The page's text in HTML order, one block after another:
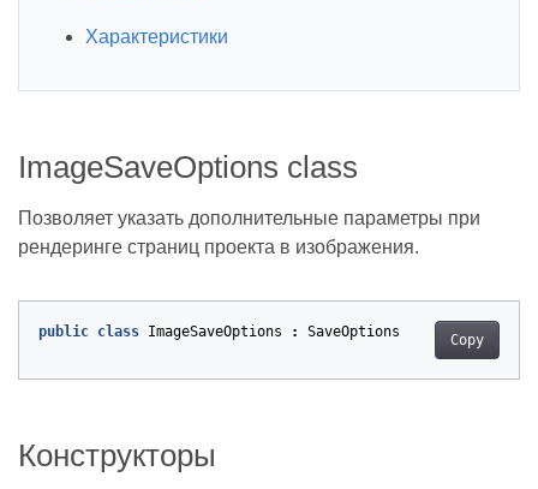
Характеристики
ImageSaveOptions class
Позволяет указать дополнительные параметры при
рендеринге страниц проекта в изображения.
Copy
public class ImageSaveOptions : SaveOptions
Конструкторы